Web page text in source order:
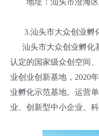
地址：汕头市澄海区
3.汕头市大众创业孵
汕头市大众创业孵化
认定的国家级众创空间
业创业创新基地，2020
业孵化示范基地。运营
业、创新型中小企业、